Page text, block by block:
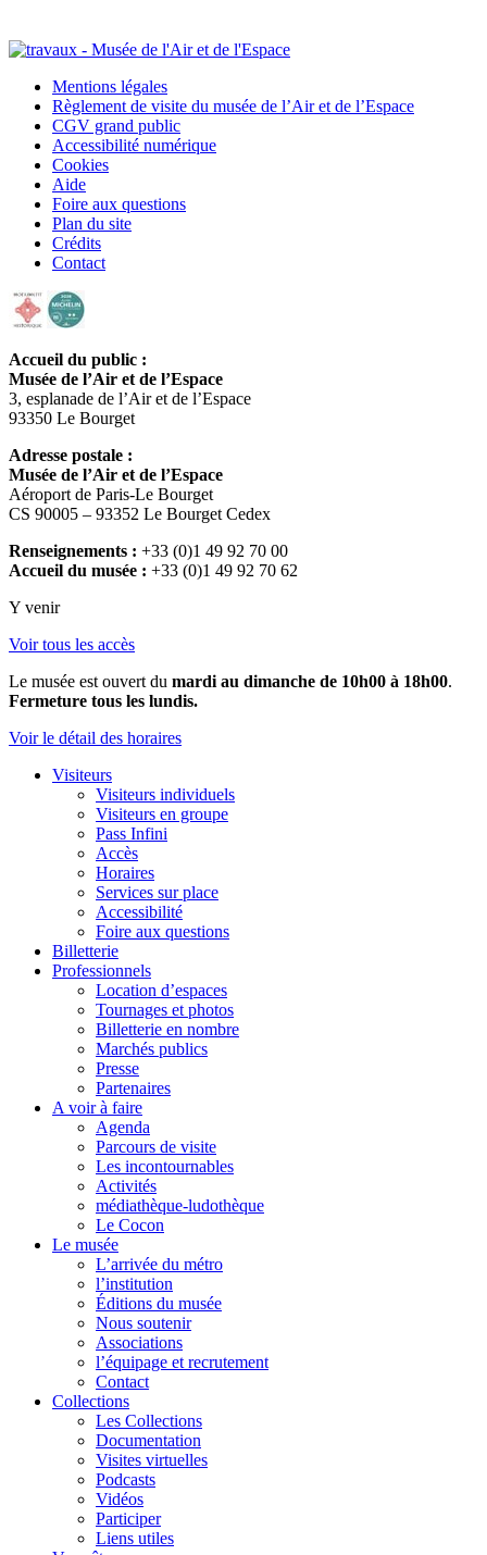
Mentions légales
Règlement de visite du musée de l’Air et de l’Espace
CGV grand public
Accessibilité numérique
Cookies
Aide
Foire aux questions
Plan du site
Crédits
Contact
Accueil du public :
Musée de l’Air et de l’Espace
3, esplanade de l’Air et de l’Espace
93350 Le Bourget
Adresse postale :
Musée de l’Air et de l’Espace
Aéroport de Paris-Le Bourget
CS 90005 – 93352 Le Bourget Cedex
Renseignements : +33 (0)1 49 92 70 00
Accueil du musée : +33 (0)1 49 92 70 62
Y venir
Voir tous les accès
Le musée est ouvert du mardi au dimanche de 10h00 à 18h00.
Fermeture tous les lundis.
Voir le détail des horaires
Visiteurs
Visiteurs individuels
Visiteurs en groupe
Pass Infini
Accès
Horaires
Services sur place
Accessibilité
Foire aux questions
Billetterie
Professionnels
Location d’espaces
Tournages et photos
Billetterie en nombre
Marchés publics
Presse
Partenaires
A voir à faire
Agenda
Parcours de visite
Les incontournables
Activités
médiathèque-ludothèque
Le Cocon
Le musée
L’arrivée du métro
l’institution
Éditions du musée
Nous soutenir
Associations
l’équipage et recrutement
Contact
Collections
Les Collections
Documentation
Visites virtuelles
Podcasts
Vidéos
Participer
Liens utiles